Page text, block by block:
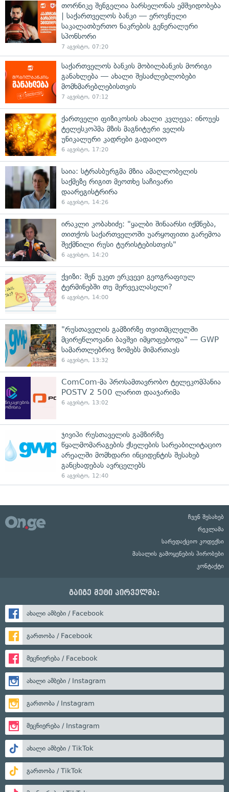
თორნიკე შენგელია ბარსელონას ემშვიდობება
| საქართველოს ბანკი — ეროვნული
საკალათბურთო ნაკრების გენერალური
სპონსორი
7 აგვისტო, 07:20
საქართველოს ბანკის მობილბანკის მორიგი
განახლება — ახალი შესაძლებლობები
მომხმარებლებისთვის
7 აგვისტო, 07:12
ქართველი ფიზიკოსის ახალი კვლევა: ინოუეს
ტელესკოპმა მზის მაგნიტური ველის
უნიკალური კადრები გადაიღო
6 აგვისტო, 17:20
საია: სტრასბურგმა მზია ამაღლობელის
საქმეზე რიგით მეოთხე საჩივარი
დაარეგისტრირა
6 აგვისტო, 14:26
ირაკლი კობახიძე: "ყალბი შინაარსი იქმნება,
თითქოს საქართველოში უარყოფითი გარემოა
შექმნილი რუსი ტურისტებისთვის"
6 აგვისტო, 14:20
ქვიზი: შენ უკეთ ერკვევი გეოგრაფიულ
ტერმინებში თუ მერვეკლასელი?
6 აგვისტო, 14:00
"რუსთაველის გამზირზე თვითმცლელში
მცირეწლოვანი ბავშვი იმყოფებოდა" — GWP
სამართლებრივ ზომებს მიმართავს
6 აგვისტო, 13:32
ComCom-მა პროსამთავრობო ტელეკომპანია
POSTV 2 500 ლარით დააჯარიმა
6 აგვისტო, 13:02
ჯივიპი რუსთაველის გამზირზე
წყალმომარაგების ქსელების სარეაბილიტაციო
არეალში მომხდარი ინციდენტის შესახებ
განცხადებას ავრცელებს
6 აგვისტო, 12:40
ჩვენ შესახებ
რეკლამა
სარედაქციო კოდექსი
მასალის გამოყენების პირობები
კონტაქტი
გაიგე მეტი პირველმა:
ახალი ამბები / Facebook
გართობა / Facebook
მეცნიერება / Facebook
ახალი ამბები / Instagram
გართობა / Instagram
მეცნიერება / Instagram
ახალი ამბები / TikTok
გართობა / TikTok